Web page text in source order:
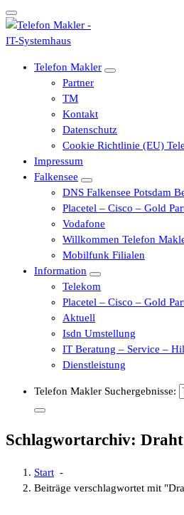
Telefon Makler
Partner
TM
Kontakt
Datenschutz
Cookie Richtlinie (EU)
Impressum
Falkensee
DNS Falkensee Potsdam
Placetel – Cisco – Gold
Vodafone
Willkommen Telefon
Mobilfunk Filialen
Information
Telekom
Placetel – Cisco – Gold
Aktuell
Isdn Umstellung
IT Beratung – Service –
Dienstleistung
Telefon Makler Suchergebnisse:
Schlagwortarchiv: Draht
Start -
Beiträge verschlagwortet mit